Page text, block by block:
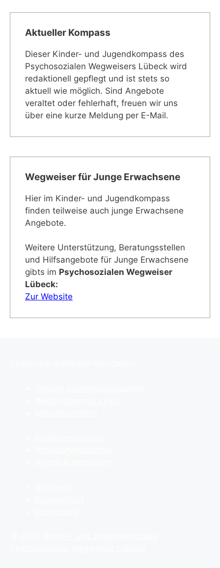
Aktueller Kompass
Dieser Kinder- und Jugendkompass des
Psychosozialen Wegweisers Lübeck wird
redaktionell gepflegt und ist stets so
aktuell wie möglich. Sind Angebote
veraltet oder fehlerhaft, freuen wir uns
über eine kurze Meldung per E-Mail.
Wegweiser für Junge Erwachsene
Hier im Kinder- und Jugendkompass
finden teilweise auch junge Erwachsene
Angebote.
Weitere Unterstützung, Beratungsstellen
und Hilfsangebote für Junge Erwachsene
gibts im Psychosozialen Wegweiser
Lübeck:
Zur Website